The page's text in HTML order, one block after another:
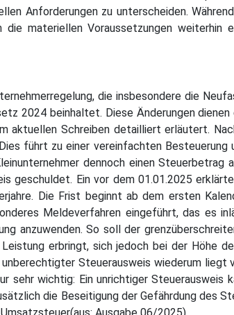
Anforderungen zu unterscheiden.
materiellen Voraussetzungen weiterhin
die insbesondere die
2024 beinhaltet. Diese Änderungen
aktuellen Schreiben detailliert erläutert.
führt zu einer vereinfachten
dennoch einen Steuerbetrag
geschuldet. Ein vor dem 01.01.2025
Die Frist beginnt ab dem ersten
Meldeverfahren eingeführt, das es
anzuwenden. So soll der
erbringt, sich jedoch bei der Höhe
Steuerausweis wiederum liegt
sehr wichtig: Ein unrichtiger Steuerausweis
die Beseitigung der Gefährdung des